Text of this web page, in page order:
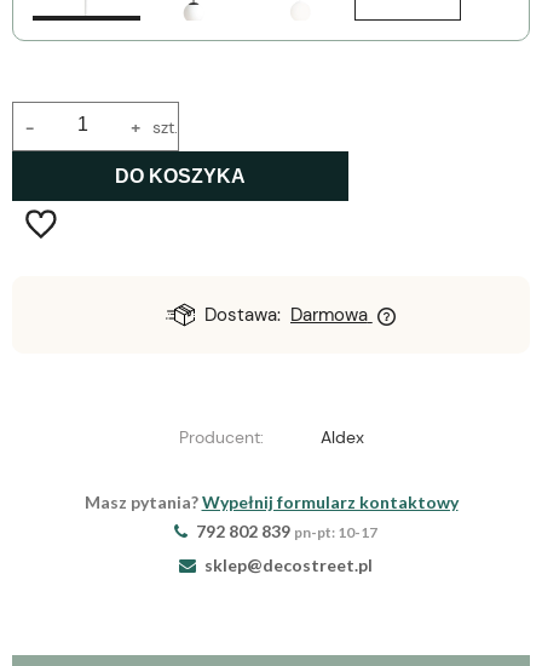
+
- szt.
DO KOSZYKA
Dostawa: Darmowa
Producent: Aldex
Masz pytania?Wypełnij formularz kontaktowy
792 802 839 pn-pt: 10-17
sklep@decostreet.pl